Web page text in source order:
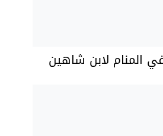
المنام لابن شاهين